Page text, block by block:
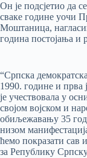
Он је подсјетио да
сваке године уочи
Моштаница,
година постојања и
“Српска
1990. године и прва
је учествовала у
својом војском и
обиљежавању 35
низом
ћемо покразати сав
за Републику